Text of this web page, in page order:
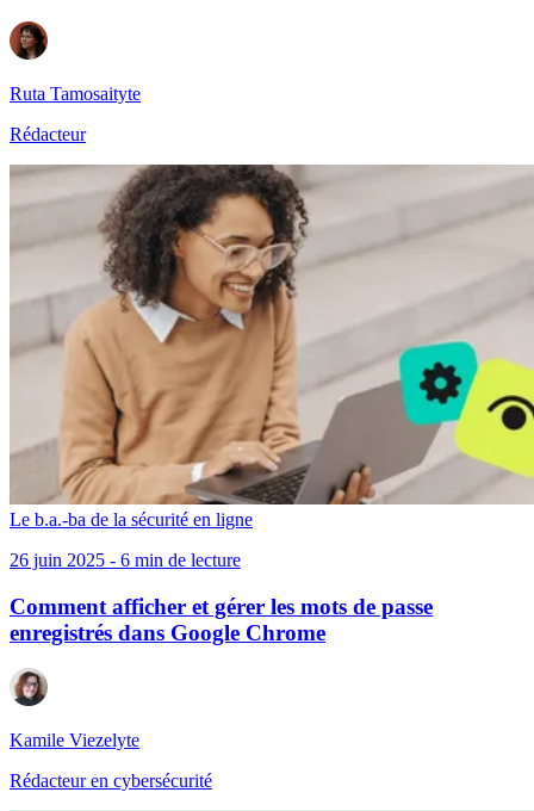
Ruta Tamosaityte
Rédacteur
Le b.a.-ba de la sécurité en ligne
26 juin 2025 - 6 min de lecture
Comment afficher et gérer les mots de passe
enregistrés dans Google Chrome
Kamile Viezelyte
Rédacteur en cybersécurité